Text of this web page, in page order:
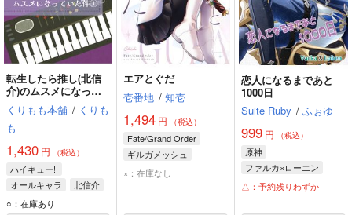
若豹いふろぐ
煮魚往来
専売 1,300円（税込）
ダイヤモンドの功罪
綾瀬川次郎
サンプル
パーフェクトエラー
かちわり氷
787
ダイヤモンドの功罪
綾瀬川次郎×雛桃吾
サンプル
体温のないモナーク
+９
専売 629円（税込）
ブルーロック
サンプル
転生したら推し(北信
介)のムスメになって
いた件1
くりもも本舗 / くりも
も
1,430 円 （税込）
ハイキュー!!
オールキャラ
北信介
稲荷崎
○：在庫あり
エアとぐだ
壱番地 / 知壱
1,494 円 （税込）
Fate/Grand Order
ギルガメッシュ
ぐだ子
×：在庫なし
恋人になるまであと
1000日
Suite Ruby / ふぉゆ
999円 （税込）
原神
ファルカ×ローエン
ファルカ
ローエン
△：予約残りわずか